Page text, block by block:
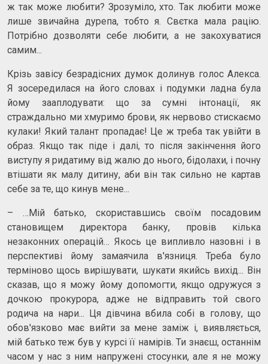
ж так може любити? Зрозуміло, хто. Так любити може
лише звичайна дурепа, тобто я. Свєтка мала рацію.
Потрібно дозволяти себе любити, а не закохуватися
самим...
Крізь завісу безрадісних думок долинув голос Алекса.
Я зосередилася на його словах і подумки ладна була
йому зааплодувати: що за сумні інтонації, як
страждально ми хмуримо брови, як нервово стискаємо
кулаки! Який талант пропадає! Це ж треба так увійти в
образ. Якщо так піде і далі, то після закінчення його
виступу я ридатиму від жалю до нього, бідолахи, і почну
втішати як малу дитину, аби він так сильно не картав
себе за те, що кинув мене...
– …Мій батько, скориставшись своїм посадовим
становищем директора банку, провів кілька
незаконних операцій… Якось це випливло назовні і в
перспективі йому замаячила в'язниця. Треба було
терміново щось вирішувати, шукати якийсь вихід... Він
сказав, що я можу йому допомогти, якщо одружуся з
дочкою прокурора, адже не відправить той свого
родича на нари... Ця дівчина вбила собі в голову, що
обов'язково має вийти за мене заміж і, виявляється,
мій батько теж був у курсі її намірів. Ти знаєш, останнім
часом у нас з ним напружені стосунки, але я не можу